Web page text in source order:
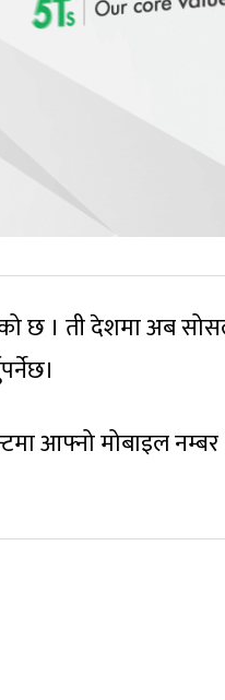
छ । ती देशमा अब
आफ्नो मोबाइल नम्बर